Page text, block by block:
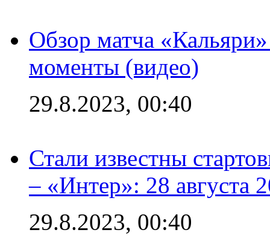
Обзор матча
моменты (видео)
29.8.2023, 00:40
Стали известны
– «Интер»: 28 августа
29.8.2023, 00:40